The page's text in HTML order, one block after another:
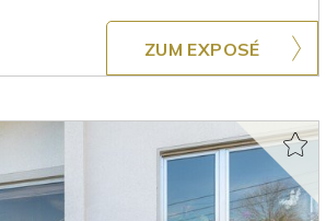
ZUM EXPOSÉ